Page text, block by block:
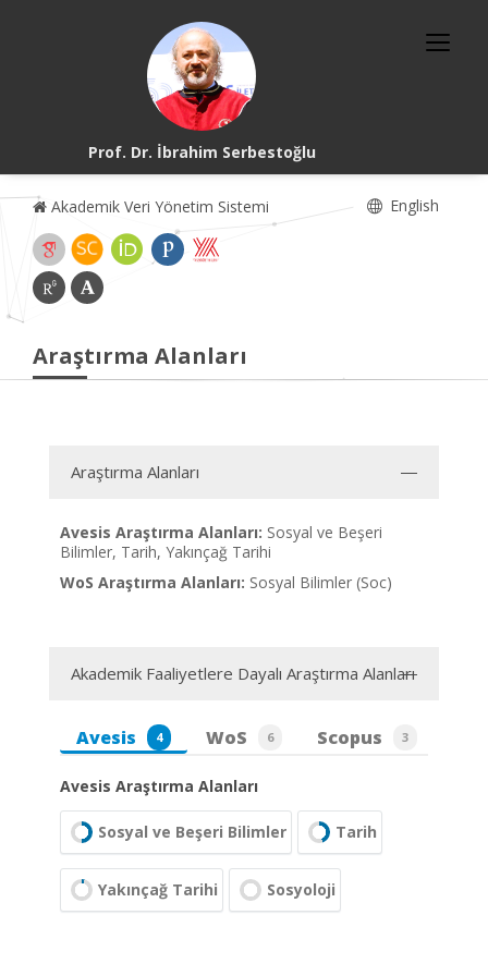
Prof. Dr. İbrahim Serbestoğlu
Akademik Veri Yönetim Sistemi English
Araştırma Alanları
Araştırma Alanları
Avesis Araştırma Alanları: Sosyal ve Beşeri
Bilimler, Tarih, Yakınçağ Tarihi
WoS Araştırma Alanları: Sosyal Bilimler (Soc)
Akademik Faaliyetlere Dayalı Araştırma Alanları
Avesis 4 WoS 6 Scopus 3
Avesis Araştırma Alanları
Sosyal ve Beşeri Bilimler Tarih
Yakınçağ Tarihi Sosyoloji